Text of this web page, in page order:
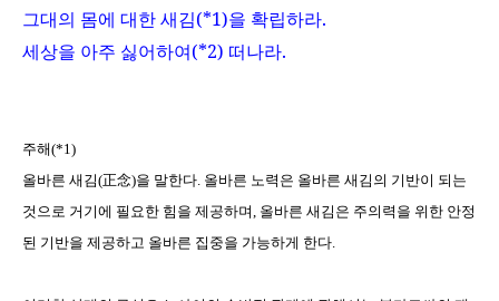
그대의 몸에 대한 새김(*1)을 확립하라.
세상을 아주 싫어하여(*2) 떠나라.
주해(*1)
올바른 새김(正念)을 말한다. 올바른 노력은 올바른 새김의 기반이 되는
것으로 거기에 필요한 힘을 제공하며, 올바른 새김은 주의력을 위한 안정
된 기반을 제공하고 올바른 집중을 가능하게 한다.